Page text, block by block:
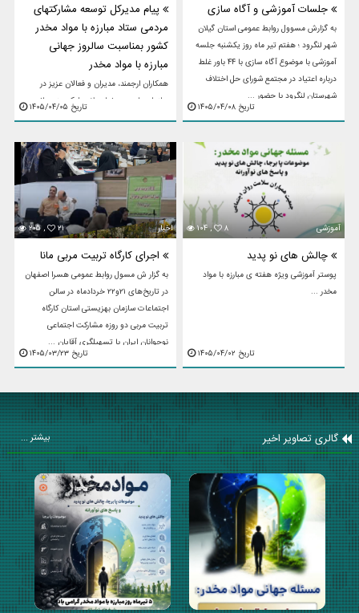
جلسات آموزشی و آگاه سازی
به گزارش مسوول روابط عمومی استان گیلان
شهر لنگرود ؛ هفتم تیر ماه روز یکشنبه جلسه
آموزشی با موضوع آگاه سازی با ۴۴ باور غلط
درباره اعتیاد در مجتمع شورای حل اختلاف
شهرستان لنگرود با حضور ...
تاریخ ۱۴۰۵/۰۴/۰۸
پیام مدیرکل توسعه مشارکتهای
مردمی ستاد مبارزه با مواد مخدر
کشور بمناسبت سالروز جهانی
مبارزه با مواد مخدر
همکاران ارجمند، مدیران و فعالان عزیز در
سازمان‌های مردم‌نهادسلام علیکمروز جهانی
مبارزه با مواد مخدر، فرصتی است برای
مسئولیت یک دستگاه یا ...
تاریخ ۱۴۰۵/۰۴/۰۵
۱۰۴ , ۸ آموزشی
چالش های نو پدید
پوستر آموزشی ویژه هفته ی مبارزه با مواد
مخدر ...
تاریخ ۱۴۰۵/۰۴/۰۲
۲۰۵ , ۲۱ اخبار
اجرای کارگاه تربیت مربی مانا
به گزار ش مسول روابط عمومی هسرا اصفهان
در تاریخ‌های ۲۱و۲۲ خردادماه در سالن
اجتماعات سازمان بهزیستی استان کارگاه
تربیت مربی دو روزه مشارکت اجتماعی
نوجوانان ایران با تسهیلگری آقایان ...
تاریخ ۱۴۰۵/۰۳/۲۳
گالری تصاویر اخیر بیشتر ...